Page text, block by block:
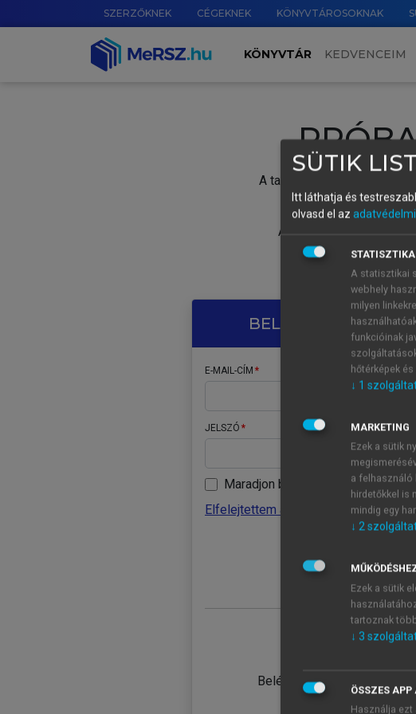
SZERZŐKNEK CÉGEKNEK KÖNYVTÁROSOKNAK
KÖNYVTÁR KEDVENCEIM
A tartalom
Új
A próbaidőszak
A
BELÉPÉS SAJÁT
E-MAIL-CÍM
JELSZÓ
Maradjon belépve
Elfelejtettem a jelszavamat
Belépés intézményi
SÜTIK
Itt láthatja és
olvasd el az
STATISZTIKA
A statisztikai
webhely
milyen
funkcióinak
hőtérképek
↓ 1
MARKETING
Ezek a sütik
a felhasználó
hirdetőkkel is
mindig egy
↓ 2
Ezek a sütik
tartoznak
↓ 3
ÖSSZES
Használja